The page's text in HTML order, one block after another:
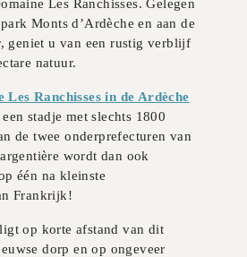
Les Ranchisses. Gelegen
Monts d’Ardèche en aan de
geniet u van een rustig verblijf
natuur.
Les Ranchisses in de Ardèche
stadje met slechts 1800
de twee onderprefecturen van
wordt dan ook
één na kleinste
Frankrijk!
ligt op korte afstand van dit
dorp en op ongeveer